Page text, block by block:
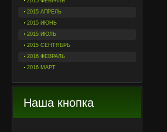
2015 АПРЕЛЬ
2015 ИЮНЬ
2015 ИЮЛЬ
2015 СЕНТЯБРЬ
2016 ФЕВРАЛЬ
2016 МАРТ
Наша кнопка